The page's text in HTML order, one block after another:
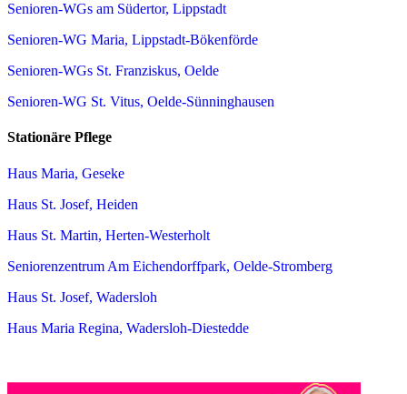
Senioren-WGs am Südertor, Lippstadt
Senioren-WG Maria, Lippstadt-Bökenförde
Senioren-WGs St. Franziskus, Oelde
Senioren-WG St. Vitus, Oelde-Sünninghausen
Stationäre Pflege
Haus Maria, Geseke
Haus St. Josef, Heiden
Haus St. Martin, Herten-Westerholt
Seniorenzentrum Am Eichendorffpark, Oelde-Stromberg
Haus St. Josef, Wadersloh
Haus Maria Regina, Wadersloh-Diestedde